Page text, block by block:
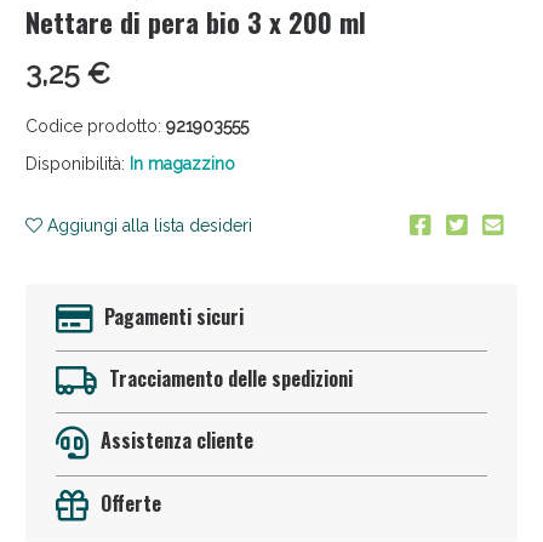
Nettare di pera bio 3 x 200 ml
3,25 €
Codice prodotto: 921903555
Disponibilità: In magazzino
Aggiungi alla lista desideri
Pagamenti sicuri
Tracciamento delle spedizioni
Assistenza cliente
Offerte
Anticellulite e Fanghi: Sconto fino al 40% valido